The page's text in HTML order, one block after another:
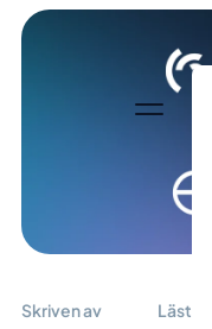
Skriven av Lästid